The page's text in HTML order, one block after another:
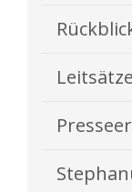
Leitsätze